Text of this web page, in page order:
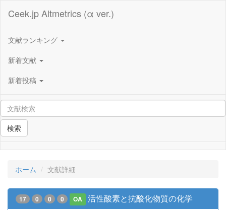
Ceek.jp Altmetrics (α ver.)
文献ランキング
新着文献
新着投稿
検索
ホーム 文献詳細
17 0 0 0 OA 活性酸素と抗酸化物質の化学